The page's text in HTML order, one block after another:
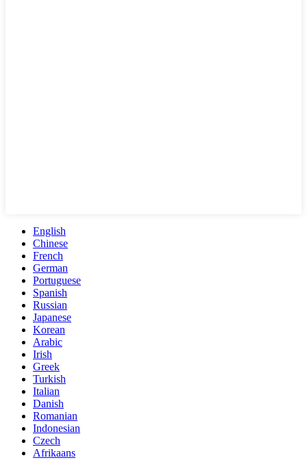
English
Chinese
French
German
Portuguese
Spanish
Russian
Japanese
Korean
Arabic
Irish
Greek
Turkish
Italian
Danish
Romanian
Indonesian
Czech
Afrikaans